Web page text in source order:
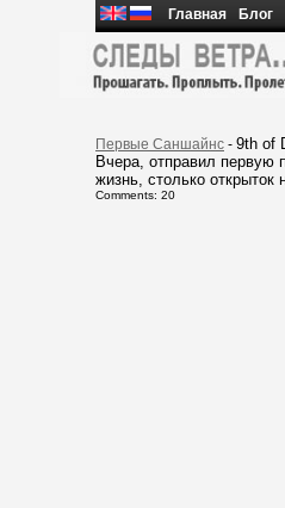
Главная Блог
Первые Саншайнс - 9th of
Вчера, отправил первую
жизнь, столько открыток
Comments: 20